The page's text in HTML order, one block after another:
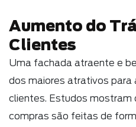
Aumento do
Clientes
Uma fachada atraente e
dos maiores atrativos para
clientes. Estudos mostram
compras são feitas de